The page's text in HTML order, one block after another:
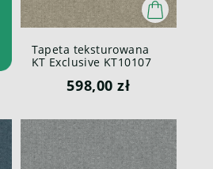
Tapeta teksturowana
KT Exclusive KT10107
598,00 zł